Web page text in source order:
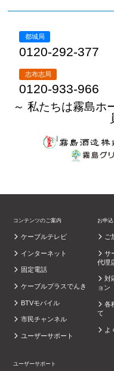
都城局
0120-292-377
志布志局
0120-933-966
～ 私たちは霧島ホ
コンテンツのご案内
ケーブルテレビ
インターネット
固定電話
ケーブルプラスでんき
BTVモバイル
市民チャンネル
ユーザーサポート
お申
ご
サ
代理
対
ョン
各
て
よ
ユーザーサポート